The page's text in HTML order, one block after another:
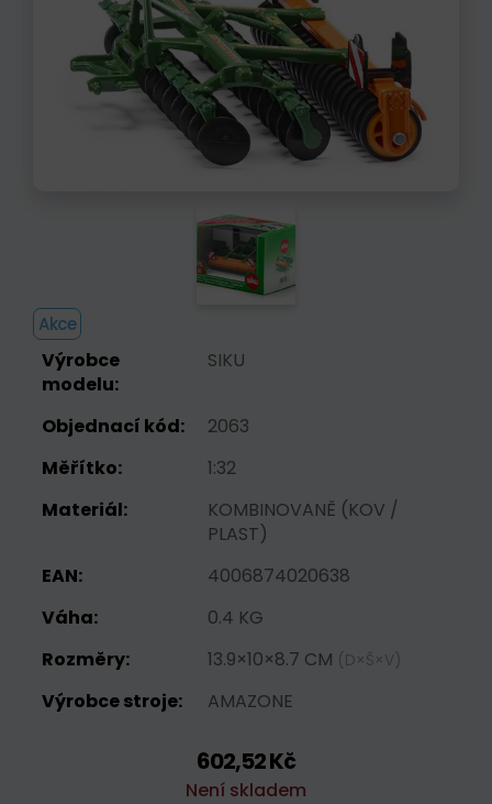
Akce
Výrobce
modelu:
SIKU
Objednací kód:
2063
Měřítko:
1:32
Materiál:
KOMBINOVANĚ (KOV /
PLAST)
EAN:
4006874020638
Váha:
0.4 KG
Rozměry:
13.9×10×8.7 CM (D×Š×V)
Výrobce stroje: AMAZONE
602,52 Kč
Není skladem